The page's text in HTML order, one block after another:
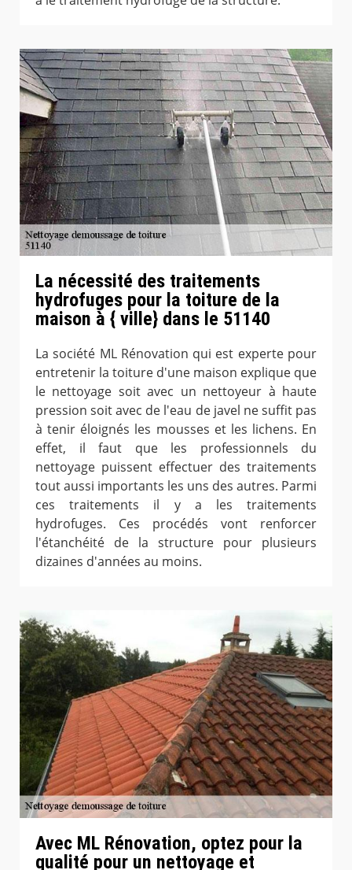
La nécessité des traitements
hydrofuges pour la toiture de la
maison à { ville} dans le 51140
La société ML Rénovation qui est experte pour
entretenir la toiture d'une maison explique que
le nettoyage soit avec un nettoyeur à haute
pression soit avec de l'eau de javel ne suffit pas
à tenir éloignés les mousses et les lichens. En
effet, il faut que les professionnels du
nettoyage puissent effectuer des traitements
tout aussi importants les uns des autres. Parmi
ces traitements il y a les traitements
hydrofuges. Ces procédés vont renforcer
l'étanchéité de la structure pour plusieurs
dizaines d'années au moins.
Avec ML Rénovation, optez pour la
qualité pour un nettoyage et